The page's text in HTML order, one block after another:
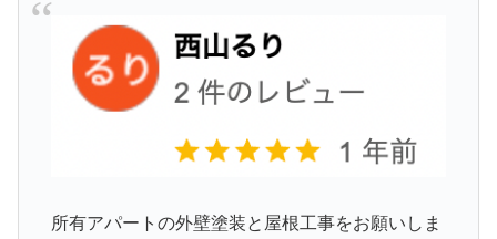
所有アパートの外壁塗装と屋根工事をお願いしま